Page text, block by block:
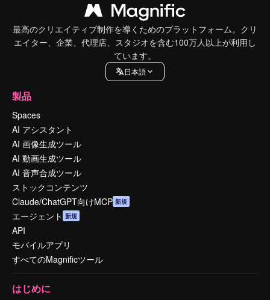
最高のクリエイティブ制作を導くためのプラットフォーム。クリ
エイター、企業、代理店、スタジオを含む100万人以上が利用し
ています。
日本語
製品
Spaces
AI アシスタント
AI 画像生成ツール
AI 動画生成ツール
AI 音声合成ツール
ストックコンテンツ
Claude/ChatGPT向けMCP 新規
エージェント 新規
API
モバイルアプリ
すべてのMagnificツール
はじめに